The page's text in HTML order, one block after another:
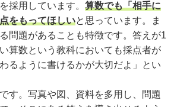
採用しています。 算数でも「相手に
をもってほしいと思っています。ま
問題があることも特徴です。答えが1
算数という教科においても採点者が
るように書けるかが大切だよ」とい
す。写真や図、資料を多用し、問題